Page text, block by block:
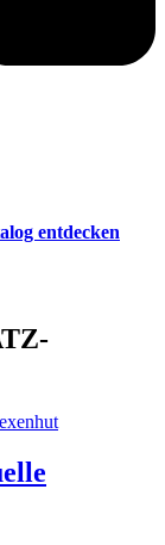
entdecken